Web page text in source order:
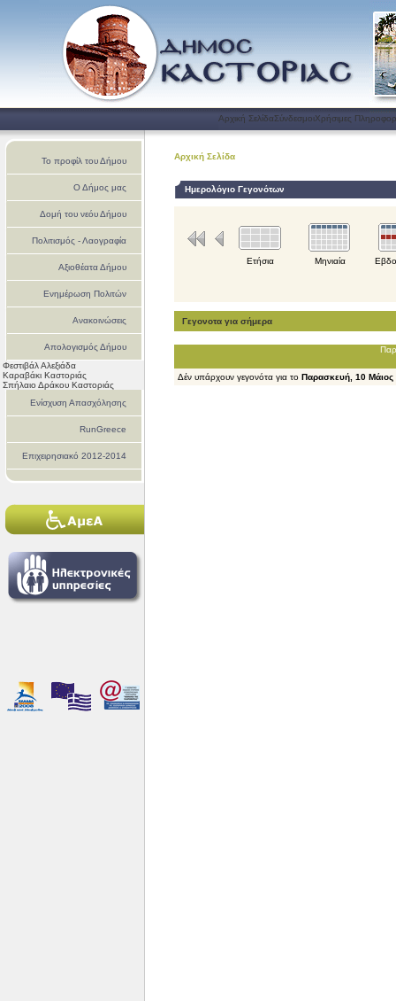
Αρχική ΣελίδαΣύνδεσμοιΧρήσιμες
Το προφίλ του Δήμου
Ο Δήμος μας
Δομή του νεόυ Δήμου
Πολιτισμός - Λαογραφία
Αξιοθέατα Δήμου
Ενημέρωση Πολιτών
Ανακοινώσεις
Απολογισμός Δήμου
Καστοριάς
Φεστιβάλ Αλεξιάδα
Καραβάκι Καστοριάς
Σπήλαιο Δράκου Καστοριάς
Ενίσχυση Απασχόλησης
RunGreece
Επιχειρησιακό 2012-2014
Αρχική Σελίδα
Ημερολόγιο Γεγονότων
Ετήσια Μηνιαία
Γεγονοτα για σήμερα
Δέν υπάρχουν γεγονότα για το Παρασκευή, 10 Μάιος